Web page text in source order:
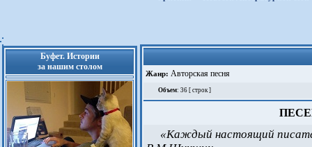
Буфет. Истории
за нашим столом
Жанр: Авторская песня
Объем: 36 [ строк ]
«Каждый настоящий